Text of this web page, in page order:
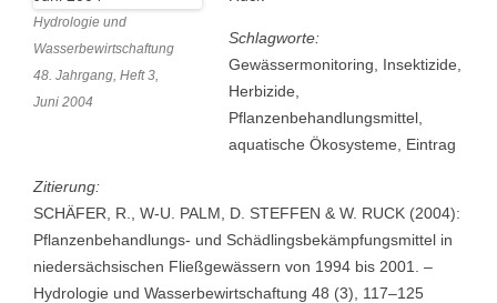
Hydrologie und
Wasserbewirtschaftung
48. Jahrgang, Heft 3,
Juni 2004
Schlagworte:
Gewässermonitoring, Insektizide,
Herbizide,
Pflanzenbehandlungsmittel,
aquatische Ökosysteme, Eintrag
Zitierung:
SCHÄFER, R., W-U. PALM, D. STEFFEN & W. RUCK (2004):
Pflanzenbehandlungs- und Schädlingsbekämpfungsmittel in
niedersächsischen Fließgewässern von 1994 bis 2001. –
Hydrologie und Wasserbewirtschaftung 48 (3), 117–125